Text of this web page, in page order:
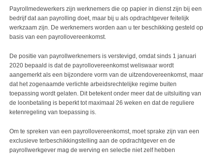
Payrollmedewerkers zijn werknemers die op papier in dienst zijn bij een
bedrijf dat aan payrolling doet, maar bij u als opdrachtgever feitelijk
werkzaam zijn. De werknemers worden aan u ter beschikking gesteld op
basis van een payrollovereenkomst.
De positie van payrollwerknemers is verstevigd, omdat sinds 1 januari
2020 bepaald is dat de payrollovereenkomst weliswaar wordt
aangemerkt als een bijzondere vorm van de uitzendovereenkomst, maar
dat het zogenaamde verlichte arbeidsrechtelijke regime buiten
toepassing wordt gelaten. Dit betekent onder meer dat de uitsluiting van
de loonbetaling is beperkt tot maximaal 26 weken en dat de reguliere
ketenregeling van toepassing is.
Om te spreken van een payrollovereenkomst, moet sprake zijn van een
exclusieve terbeschikkingstelling aan de opdrachtgever en de
payrollwerkgever mag de werving en selectie niet zelf hebben